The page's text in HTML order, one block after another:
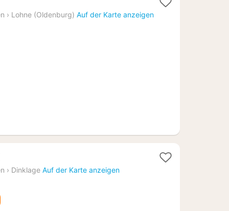
› Lohne (Oldenburg) Auf der Karte anzeigen
› Dinklage Auf der Karte anzeigen